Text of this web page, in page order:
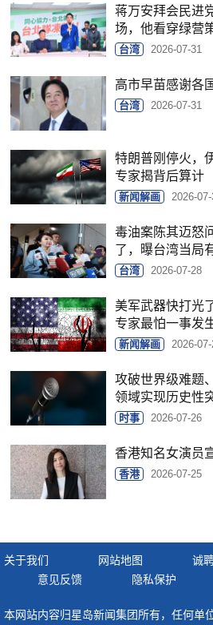
蒋万安拜会民进
场，他看穿绿营
台湾 2026-07-31
高市早苗感谢各
台湾 2026-07-31
特朗普刚停火，
专家揭背后算计
新闻解画 2026-
毒油案陈其迈怒
了，曝台湾当局
台湾 2026-07-28
美军武器快打光
专家最怕一事发
新闻解画 2026-
攻破世界级难题
领域实现历史性
时事 2026-07-26
香港知名女演员
香港 2026-07-25
关于我们 网站地图 诚
意见反馈
隐私保护
本网站内容归星岛新闻集团所有，任何单